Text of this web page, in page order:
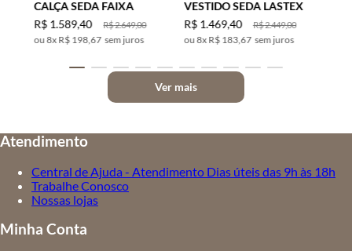
CALÇA SEDA FAIXA
R$2.649,00
R$ 1.589,40
8x R$ 198,67 sem juros
VESTIDO SEDA LASTEX
R$2.449,00
R$ 1.469,40
8x R$ 183,67 sem juros
Ver mais
Atendimento
Central de Ajuda - Atendimento Dias úteis das 9h às 18h
Trabalhe Conosco
Nossas lojas
Minha Conta